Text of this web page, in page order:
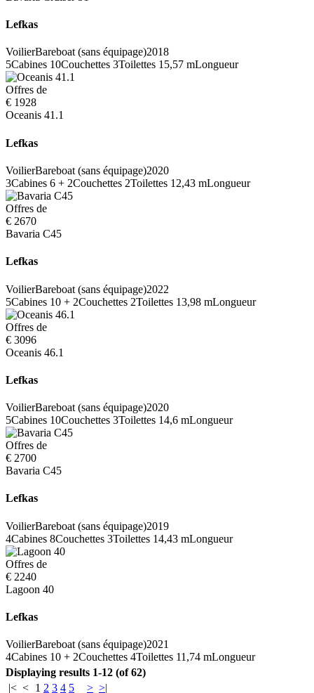
Lefkas
VoilierBareboat (sans équipage)2018
5Cabines 10Couchettes 3Toilettes 15,57 mLongueur
Offres de
€ 1928
Oceanis 41.1
Lefkas
VoilierBareboat (sans équipage)2020
3Cabines 6 + 2Couchettes 2Toilettes 12,43 mLongueur
Offres de
€ 2670
Bavaria C45
Lefkas
VoilierBareboat (sans équipage)2022
5Cabines 10 + 2Couchettes 2Toilettes 13,98 mLongueur
Offres de
€ 3096
Oceanis 46.1
Lefkas
VoilierBareboat (sans équipage)2020
5Cabines 10Couchettes 3Toilettes 14,6 mLongueur
Offres de
€ 2700
Bavaria C45
Lefkas
VoilierBareboat (sans équipage)2019
4Cabines 8Couchettes 3Toilettes 14,43 mLongueur
Offres de
€ 2240
Lagoon 40
Lefkas
VoilierBareboat (sans équipage)2021
4Cabines 10 + 2Couchettes 4Toilettes 11,74 mLongueur
Displaying results 1-12 (of 62)
|< < 1 2 3 4 5 > >|